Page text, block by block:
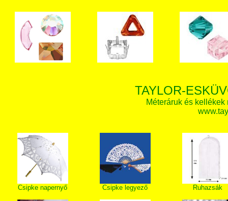
TAYLOR-
Méteráruk és
Csipke napernyő Csipke legyező Ruhazsák